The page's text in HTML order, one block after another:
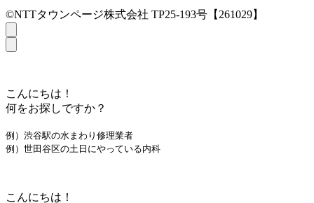
©NTTタウンページ株式会社 TP25-193号【261029】
こんにちは！
何をお探しですか？
例）渋谷駅の水まわり修理業者
例）世田谷区の土日にやっている内科
こんにちは！